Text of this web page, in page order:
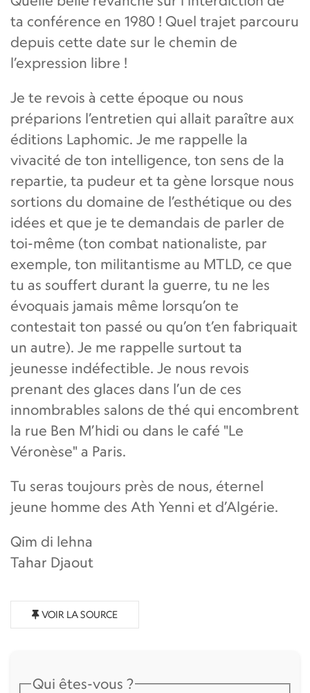
ta conférence en 1980 ! Quel trajet parcouru
depuis cette date sur le chemin de
l’expression libre !
Je te revois à cette époque ou nous
préparions l’entretien qui allait paraître aux
éditions Laphomic. Je me rappelle la
vivacité de ton intelligence, ton sens de la
repartie, ta pudeur et ta gène lorsque nous
sortions du domaine de l’esthétique ou des
idées et que je te demandais de parler de
toi-même (ton combat nationaliste, par
exemple, ton militantisme au MTLD, ce que
tu as souffert durant la guerre, tu ne les
évoquais jamais même lorsqu’on te
contestait ton passé ou qu’on t’en fabriquait
un autre). Je me rappelle surtout ta
jeunesse indéfectible. Je nous revois
prenant des glaces dans l’un de ces
innombrables salons de thé qui encombrent
la rue Ben M’hidi ou dans le café "Le
Véronèse" a Paris.
Tu seras toujours près de nous, éternel
jeune homme des Ath Yenni et d’Algérie.
Qim di lehna
Tahar Djaout
VOIR LA SOURCE
Qui êtes-vous ?